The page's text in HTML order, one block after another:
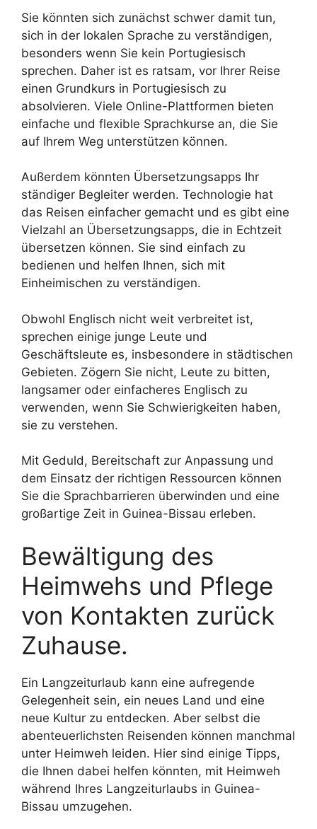
Sie könnten sich zunächst schwer damit tun,
sich in der lokalen Sprache zu verständigen,
besonders wenn Sie kein Portugiesisch
sprechen. Daher ist es ratsam, vor Ihrer Reise
einen Grundkurs in Portugiesisch zu
absolvieren. Viele Online-Plattformen bieten
einfache und flexible Sprachkurse an, die Sie
auf Ihrem Weg unterstützen können.
Außerdem könnten Übersetzungsapps Ihr
ständiger Begleiter werden. Technologie hat
das Reisen einfacher gemacht und es gibt eine
Vielzahl an Übersetzungsapps, die in Echtzeit
übersetzen können. Sie sind einfach zu
bedienen und helfen Ihnen, sich mit
Einheimischen zu verständigen.
Obwohl Englisch nicht weit verbreitet ist,
sprechen einige junge Leute und
Geschäftsleute es, insbesondere in städtischen
Gebieten. Zögern Sie nicht, Leute zu bitten,
langsamer oder einfacheres Englisch zu
verwenden, wenn Sie Schwierigkeiten haben,
sie zu verstehen.
Mit Geduld, Bereitschaft zur Anpassung und
dem Einsatz der richtigen Ressourcen können
Sie die Sprachbarrieren überwinden und eine
großartige Zeit in Guinea-Bissau erleben.
Bewältigung des
Heimwehs und Pflege
von Kontakten zurück
Zuhause.
Ein Langzeiturlaub kann eine aufregende
Gelegenheit sein, ein neues Land und eine
neue Kultur zu entdecken. Aber selbst die
abenteuerlichsten Reisenden können manchmal
unter Heimweh leiden. Hier sind einige Tipps,
die Ihnen dabei helfen könnten, mit Heimweh
während Ihres Langzeiturlaubs in Guinea-
Bissau umzugehen.